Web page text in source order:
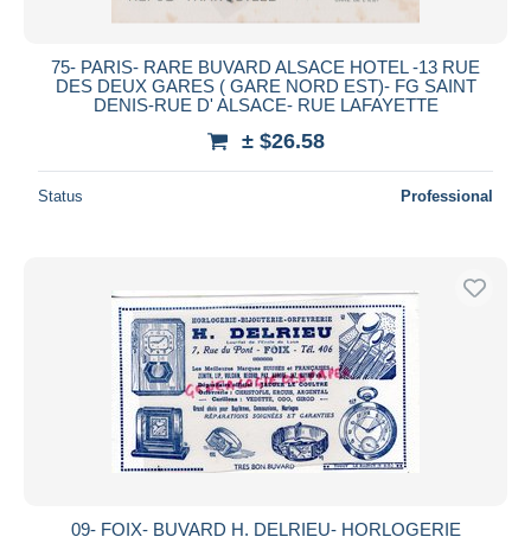
75- PARIS- RARE BUVARD ALSACE HOTEL -13 RUE
DES DEUX GARES ( GARE NORD EST)- FG SAINT
DENIS-RUE D' ALSACE- RUE LAFAYETTE
± $26.58
Status Professional
09- FOIX- BUVARD H. DELRIEU- HORLOGERIE